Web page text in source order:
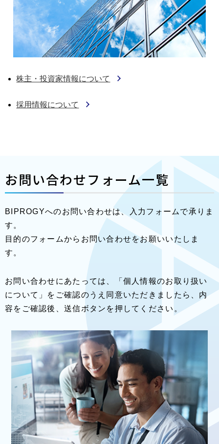
株主・投資家情報について
採用情報について
お問い合わせフォーム一覧
BIPROGYへのお問い合わせは、入力フォームで承りま
す。
目的のフォームからお問い合わせをお願いいたしま
す。
お問い合わせにあたっては、「個人情報のお取り扱い
について」をご確認のうえ同意いただきましたら、内
容をご確認後、送信ボタンを押してください。